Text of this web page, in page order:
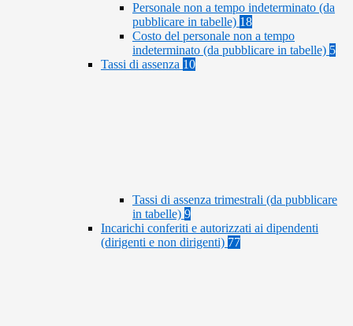
Personale non a tempo indeterminato (da
pubblicare in tabelle) 18
Costo del personale non a tempo
indeterminato (da pubblicare in tabelle) 5
Tassi di assenza 10
Tassi di assenza trimestrali (da pubblicare
in tabelle) 9
Incarichi conferiti e autorizzati ai dipendenti
(dirigenti e non dirigenti) 77